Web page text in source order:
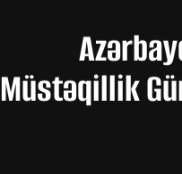
Müstəqillik